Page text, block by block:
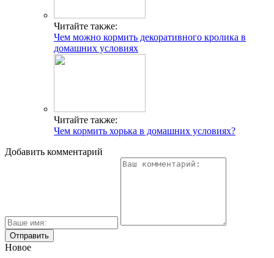
Читайте также:
Чем можно кормить декоративного кролика в
домашних условиях
Читайте также:
Чем кормить хорька в домашних условиях?
Добавить комментарий
Новое